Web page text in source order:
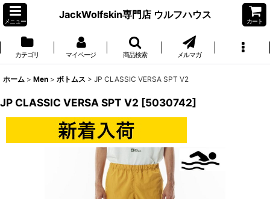
メニュー
JackWolfskin専門店 ウルフハウス
カート
カテゴリ マイページ 商品検索 メルマガ
ホーム > Men > ボトムス > JP CLASSIC VERSA SPT V2
JP CLASSIC VERSA SPT V2 [5030742]